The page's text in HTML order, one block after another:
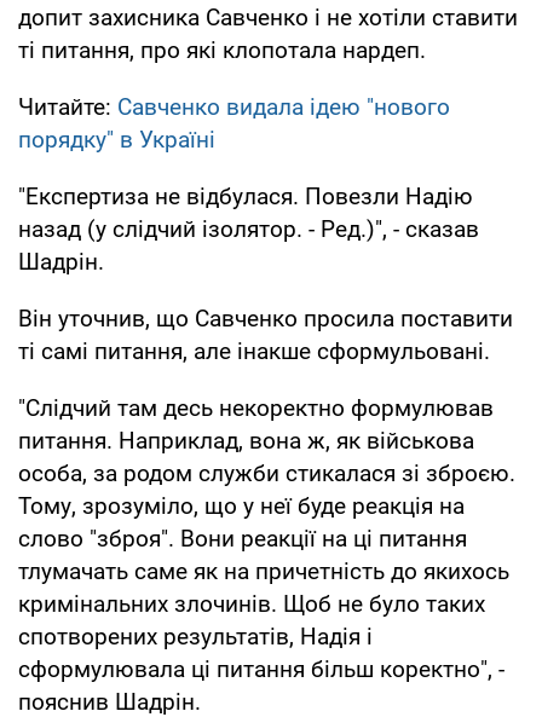
допит захисника Савченко і не хотіли ставити
ті питання, про які клопотала нардеп.
Читайте: Савченко видала ідею "нового
порядку" в Україні
"Експертиза не відбулася. Повезли Надію
назад (у слідчий ізолятор. - Ред.)", - сказав
Шадрін.
Він уточнив, що Савченко просила поставити
ті самі питання, але інакше сформульовані.
"Слідчий там десь некоректно формулював
питання. Наприклад, вона ж, як військова
особа, за родом служби стикалася зі зброєю.
Тому, зрозуміло, що у неї буде реакція на
слово "зброя". Вони реакції на ці питання
тлумачать саме як на причетність до якихось
кримінальних злочинів. Щоб не було таких
спотворених результатів, Надія і
сформулювала ці питання більш коректно", -
пояснив Шадрін.